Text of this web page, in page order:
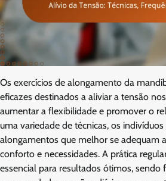
Os exercícios de alongamento da
eficazes destinados a aliviar a tensão
aumentar a flexibilidade e promover o
uma variedade de técnicas, os
alongamentos que melhor se adequam
conforto e necessidades. A prática
essencial para resultados ótimos, sendo